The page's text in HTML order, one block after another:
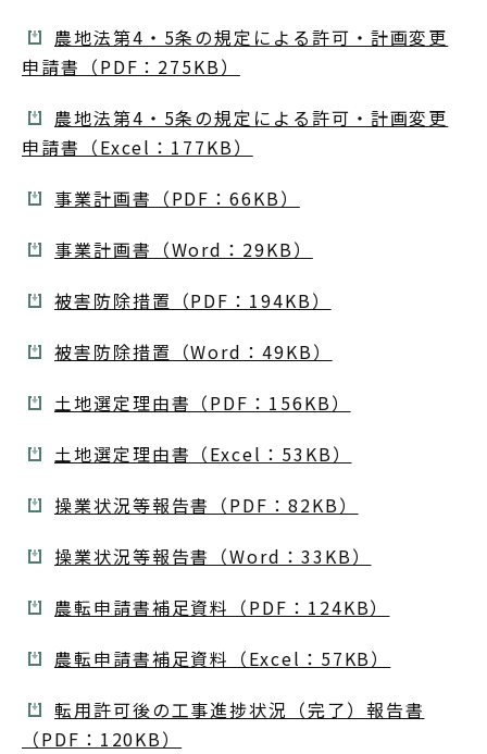
農地法第4・5条の規定による許可・計画変更
申請書（PDF：275KB）
農地法第4・5条の規定による許可・計画変更
申請書（Excel：177KB）
事業計画書（PDF：66KB）
事業計画書（Word：29KB）
被害防除措置（PDF：194KB）
被害防除措置（Word：49KB）
土地選定理由書（PDF：156KB）
土地選定理由書（Excel：53KB）
操業状況等報告書（PDF：82KB）
操業状況等報告書（Word：33KB）
農転申請書補足資料（PDF：124KB）
農転申請書補足資料（Excel：57KB）
転用許可後の工事進捗状況（完了）報告書
（PDF：120KB）